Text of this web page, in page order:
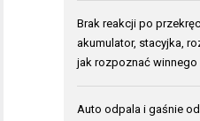
Brak reakcji po
akumulator, stacyjka,
jak rozpoznać winnego
Auto odpala i gaśnie